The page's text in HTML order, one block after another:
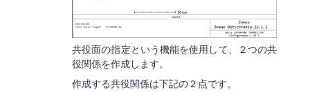
共役面の指定という機能を使用して、２つの共
役関係を作成します。
作成する共役関係は下記の２点です。